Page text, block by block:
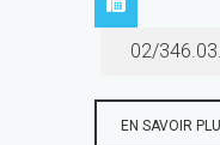
02/
EN SAVOIR